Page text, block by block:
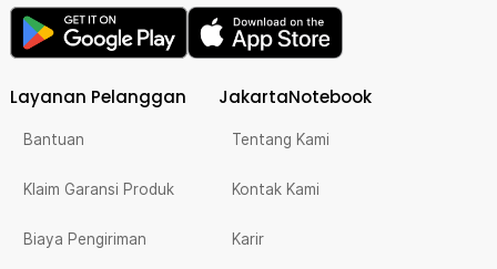
Layanan Pelanggan
Bantuan
Klaim Garansi Produk
Biaya Pengiriman
JakartaNotebook
Tentang Kami
Kontak Kami
Karir